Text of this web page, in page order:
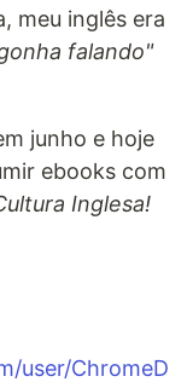
meu inglês era
falando"
junho e hoje
ebooks com
Inglesa!
user/ChromeD